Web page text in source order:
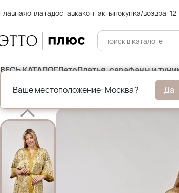
главнаяоплатадоставкаконтактыпокупка/возврат
ВЕСЬ КАТАЛОГЛетоПлатья, сарафаны и
Главная Нижнее бельё
Ваше местоположение: Москва? Да